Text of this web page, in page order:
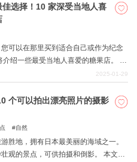
感和声誉。
选择！10 家深受当地人喜
可以在那里买到适合自己或作为纪念
介绍一些最受当地人喜爱的糖果店。 店
的名店，甚至还有使用冲绳食材的人气
2025-01-29
个可以拍出漂亮照片的摄影
自然
胜地，拥有日本最美丽的海域之一。
观的景点，可供拍摄和倒影。 本文将